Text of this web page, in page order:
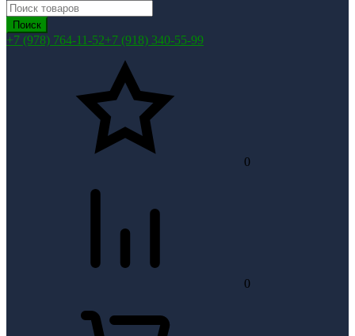
Поиск
+7 (978) 764-11-52+7 (918) 340-55-99
0
0